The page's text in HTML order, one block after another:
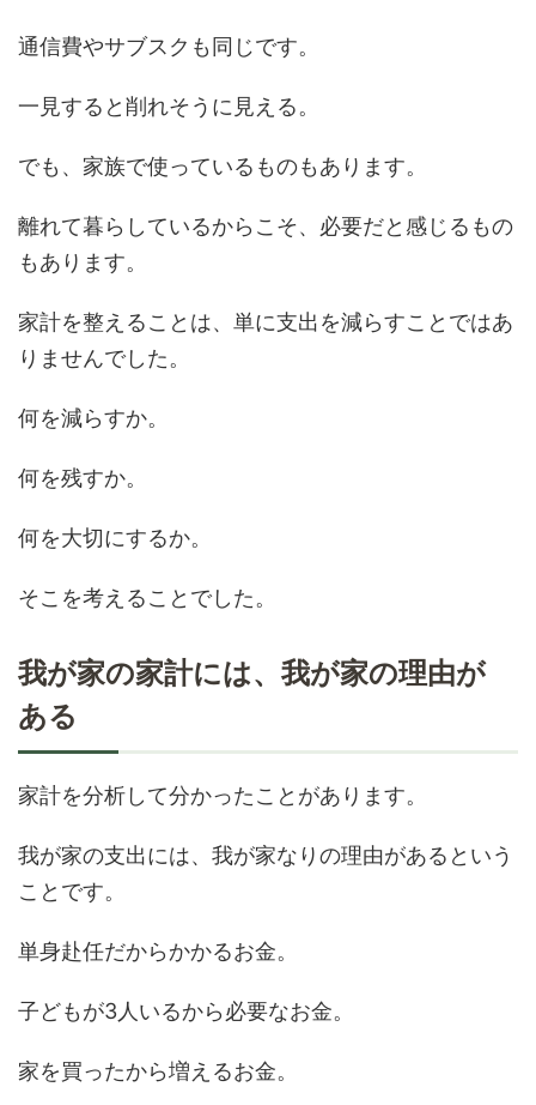
通信費やサブスクも同じです。
一見すると削れそうに見える。
でも、家族で使っているものもあります。
離れて暮らしているからこそ、必要だと感じるもの
もあります。
家計を整えることは、単に支出を減らすことではあ
りませんでした。
何を減らすか。
何を残すか。
何を大切にするか。
そこを考えることでした。
我が家の家計には、我が家の理由が
ある
家計を分析して分かったことがあります。
我が家の支出には、我が家なりの理由があるという
ことです。
単身赴任だからかかるお金。
子どもが3人いるから必要なお金。
家を買ったから増えるお金。